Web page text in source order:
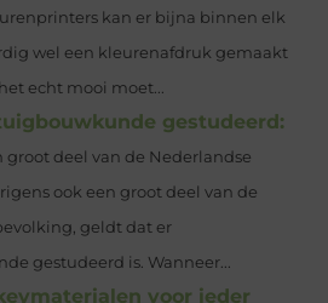
kan er bijna binnen elk
wel een kleurenafdruk gemaakt
echt mooi moet...
gestudeerd:
groot deel van de Nederlandse
ook een groot deel van de
geldt dat er
gestudeerd is. Wanneer...
voor ieder